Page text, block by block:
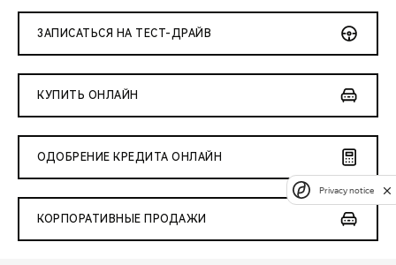
ЗАПИСАТЬСЯ НА ТЕСТ-ДРАЙВ
КУПИТЬ ОНЛАЙН
ОДОБРЕНИЕ КРЕДИТА ОНЛАЙН
КОРПОРАТИВНЫЕ ПРОДАЖИ
Privacy notice